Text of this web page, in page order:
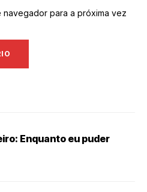
navegador para a próxima vez
Enquanto eu puder